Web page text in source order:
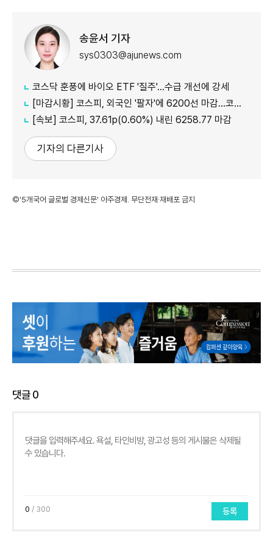
송윤서 기자
sys0303@ajunews.com
코스닥 훈풍에 바이오 ETF '질주'…수급 개선에 강세
[마감시황] 코스피, 외국인 '팔자'에 6200선 마감…코스닥도 하락
[속보] 코스피, 37.61p(0.60%) 내린 6258.77 마감
기자의 다른기사
©'5개국어 글로벌 경제신문' 아주경제. 무단전재·재배포 금지
댓글0
0 / 300 등록